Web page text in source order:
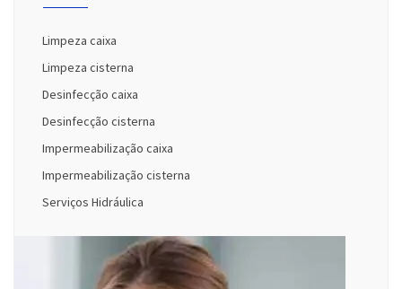
Limpeza caixa
Limpeza cisterna
Desinfecção caixa
Desinfecção cisterna
Impermeabilização caixa
Impermeabilização cisterna
Serviços Hidráulica